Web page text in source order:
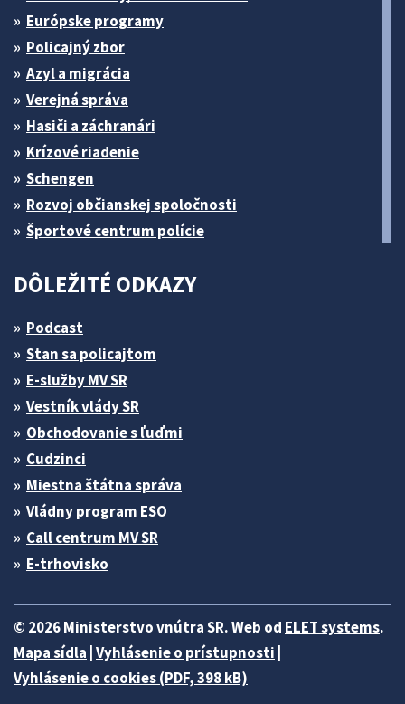
Európske programy
Policajný zbor
Azyl a migrácia
Verejná správa
Hasiči a záchranári
Krízové riadenie
Schengen
Rozvoj občianskej spoločnosti
Športové centrum polície
DÔLEŽITÉ ODKAZY
Podcast
Stan sa policajtom
E-služby MV SR
Vestník vlády SR
Obchodovanie s ľuďmi
Cudzinci
Miestna štátna správa
Vládny program ESO
Call centrum MV SR
E-trhovisko
© 2026 Ministerstvo vnútra SR. Web od ELET systems.
Mapa sídla Vyhlásenie o prístupnosti
Vyhlásenie o cookies (PDF, 398 kB)